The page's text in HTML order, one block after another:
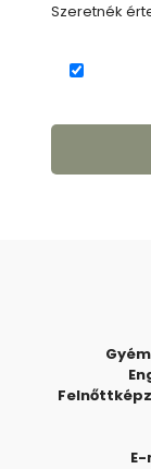
Szeretnék